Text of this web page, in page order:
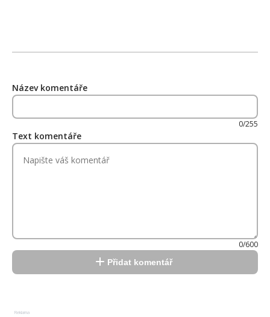
Název komentáře
0/255
Text komentáře
0/600
Přidat komentář
Reklama